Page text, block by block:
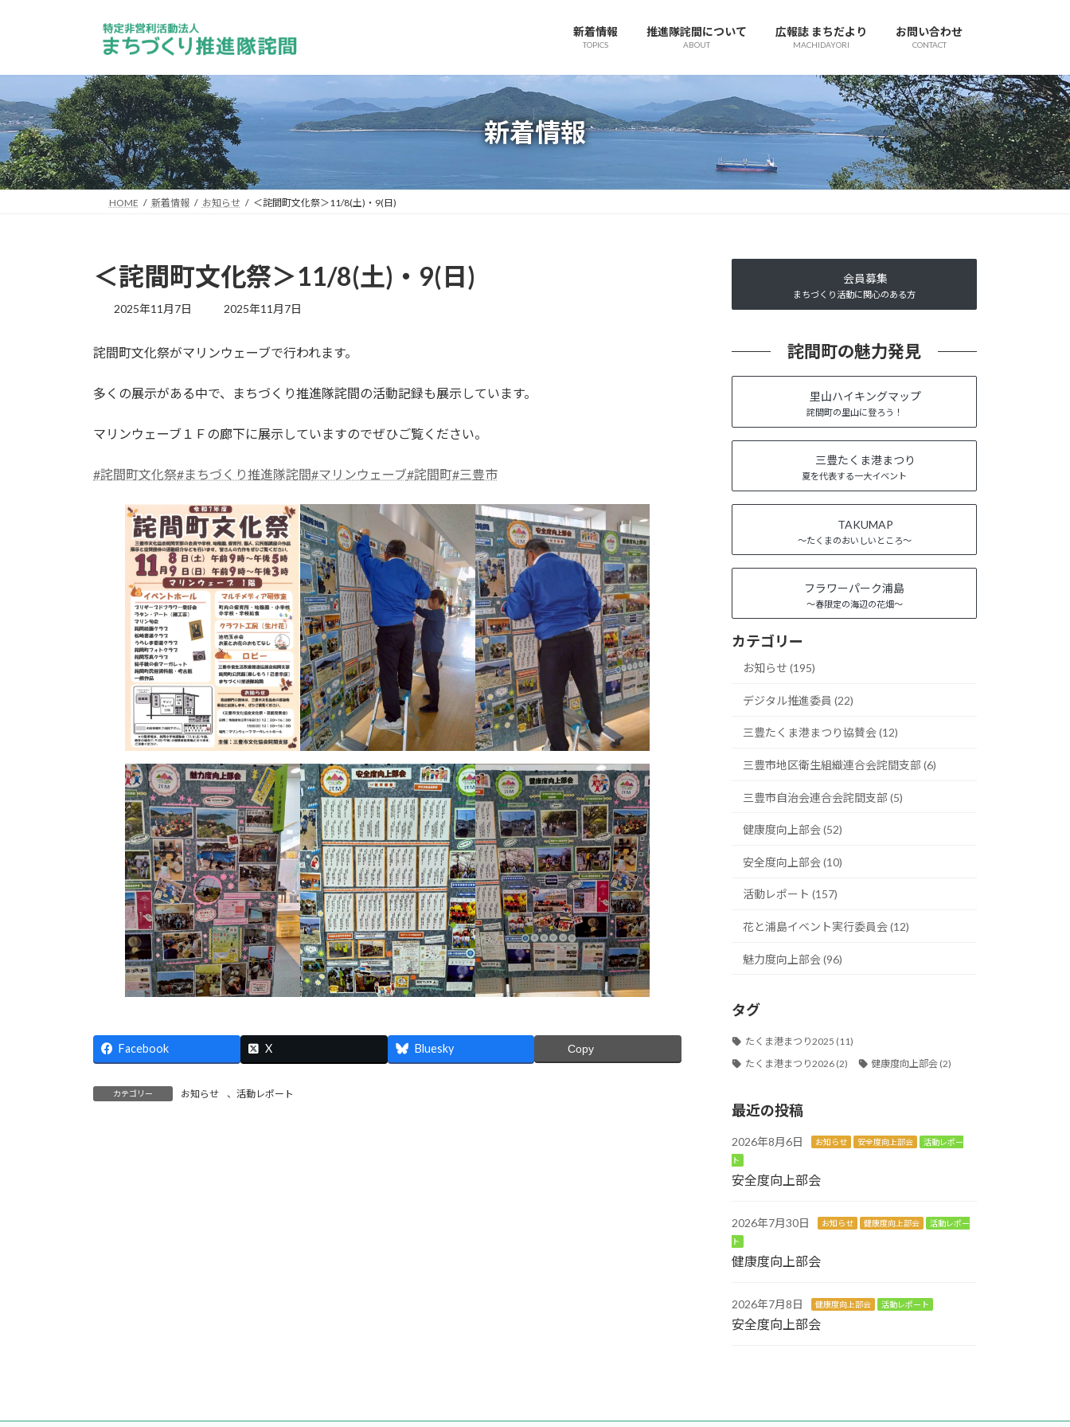
へ
ス
キ
ッ
プ
ョ
ン
に
移
動
新着情報
TOPICS
推進隊詫間について
ABOUT
広報誌 まちだより
MACHIDAYORI
お問い合わせ
CONTACT
新着情報
HOME 新着情報 お知らせ ＜詫間町文化祭＞11/8(土)・9(日)
＜詫間町文化祭＞11/8(土)・9(日)
2025年11月7日
最
新
:
2025年11月7日
詫間町文化祭がマリンウェーブで行われます。
多くの展示がある中で、まちづくり推進隊詫間の活動記録も展示しています。
マリンウェーブ１Ｆの廊下に展示していますのでぜひご覧ください。
#詫間町文化祭#まちづくり推進隊詫間#マリンウェーブ#詫間町#三豊市
Facebook X Bluesky Copy
カテゴリー お知らせ 、 活動レポート
会員募集
まちづくり活動に関心のある方
詫間町の魅力発見
里山ハイキングマップ
詫間町の里山に登ろう！
三豊たくま港まつり
夏を代表する一大イベント
TAKUMAP
～たくまのおいしいところ～
フラワーパーク浦島
～春限定の海辺の花畑～
カテゴリー
お知らせ (195)
デジタル推進委員 (22)
三豊たくま港まつり協賛会 (12)
三豊市地区衛生組織連合会詫間支部 (6)
三豊市自治会連合会詫間支部 (5)
健康度向上部会 (52)
安全度向上部会 (10)
活動レポート (157)
花と浦島イベント実行委員会 (12)
魅力度向上部会 (96)
タグ
たくま港まつり2025 (11)
たくま港まつり2026 (2) 健康度向上部会 (2)
最近の投稿
2026年8月6日 お知らせ 安全度向上部会
活動レポー
ト
安全度向上部会
2026年7月30日 お知らせ 健康度向上部会
活動レポー
ト
健康度向上部会
2026年7月8日 健康度向上部会 活動レポート
安全度向上部会